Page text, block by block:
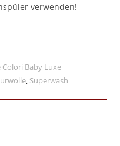
verwenden!
Colori Baby Luxe
, Superwash